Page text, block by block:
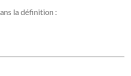
la définition :